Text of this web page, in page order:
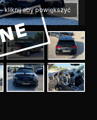
kliknij aby powiększyć